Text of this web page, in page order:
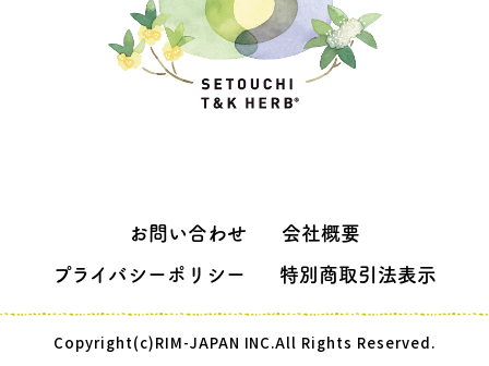
お問い合わせ 会社概要
プライバシーポリシー 特別商取引法表示
Copyright(c)RIM-JAPAN INC.All Rights Reserved.